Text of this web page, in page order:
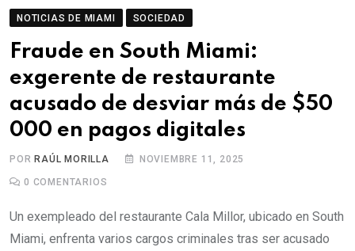
NOTICIAS DE MIAMI SOCIEDAD
Fraude en South Miami:
exgerente de restaurante
acusado de desviar más de $50
000 en pagos digitales
PORRAÚL MORILLA NOVIEMBRE 11, 2025
0 COMENTARIOS
Un exempleado del restaurante Cala Millor, ubicado en South
Miami, enfrenta varios cargos criminales tras ser acusado